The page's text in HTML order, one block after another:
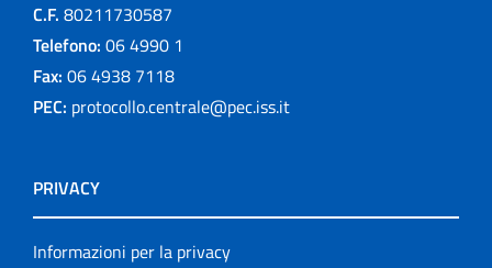
C.F. 80211730587
Telefono: 06 4990 1
Fax: 06 4938 7118
PEC: protocollo.centrale@pec.iss.it
PRIVACY
Informazioni per la privacy